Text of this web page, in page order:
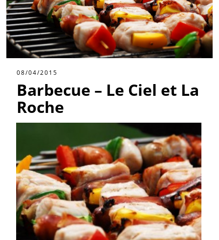
08/04/2015
Barbecue – Le Ciel et La
Roche